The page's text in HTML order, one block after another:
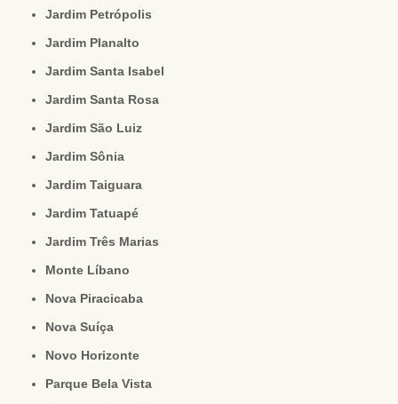
Jardim Petrópolis
Jardim Planalto
Jardim Santa Isabel
Jardim Santa Rosa
Jardim São Luiz
Jardim Sônia
Jardim Taiguara
Jardim Tatuapé
Jardim Três Marias
Monte Líbano
Nova Piracicaba
Nova Suíça
Novo Horizonte
Parque Bela Vista